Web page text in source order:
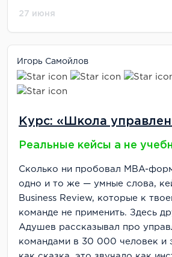
27 июня
Игорь Самойлов
Курс: «Школа
Реальные кейсы а не
Сколько ни пробовал MBA-
одно и то же — умные слова,
Business Review, которые к
команде не применить. Здесь
Адушев рассказывал про
командами в 30 000 человек и